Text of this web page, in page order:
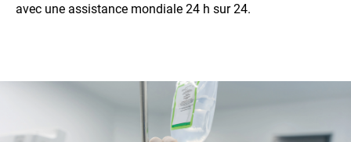
avec une assistance mondiale 24 h sur 24.